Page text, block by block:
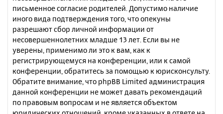
письменное согласие родителей. Допустимо наличие
иного вида подтверждения того, что опекуны
разрешают сбор личной информации от
несовершеннолетних младше 13 лет. Если вы не
уверены, применимо ли это к вам, как к
регистрирующемуся на конференции, или к самой
конференции, обратитесь за помощью к юрисконсульту.
Обратите внимание, что phpBB Limited администрация
данной конференции не может давать рекомендаций
по правовым вопросам и не является объектом